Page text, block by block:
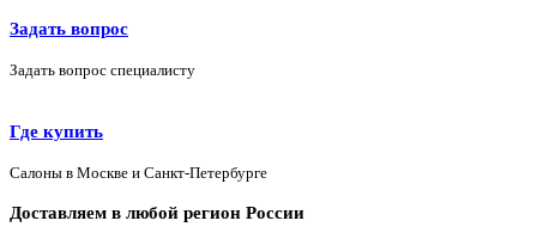
Задать вопрос
Задать вопрос специалисту
Где купить
Салоны в Москве и Санкт-Петербурге
Доставляем в любой регион России